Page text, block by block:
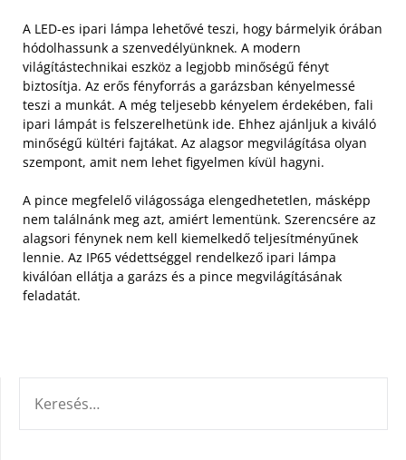
A LED-es ipari lámpa lehetővé teszi, hogy bármelyik órában
hódolhassunk a szenvedélyünknek. A modern
világítástechnikai eszköz a legjobb minőségű fényt
biztosítja. Az erős fényforrás a garázsban kényelmessé
teszi a munkát. A még teljesebb kényelem érdekében, fali
ipari lámpát is felszerelhetünk ide. Ehhez ajánljuk a kiváló
minőségű kültéri fajtákat. Az alagsor megvilágítása olyan
szempont, amit nem lehet figyelmen kívül hagyni.
A pince megfelelő világossága elengedhetetlen, másképp
nem találnánk meg azt, amiért lementünk. Szerencsére az
alagsori fénynek nem kell kiemelkedő teljesítményűnek
lennie. Az IP65 védettséggel rendelkező ipari lámpa
kiválóan ellátja a garázs és a pince megvilágításának
feladatát.